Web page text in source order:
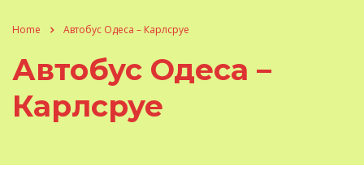
Home Автобус Одеса – Карлсруе
Автобус Одеса –
Карлсруе